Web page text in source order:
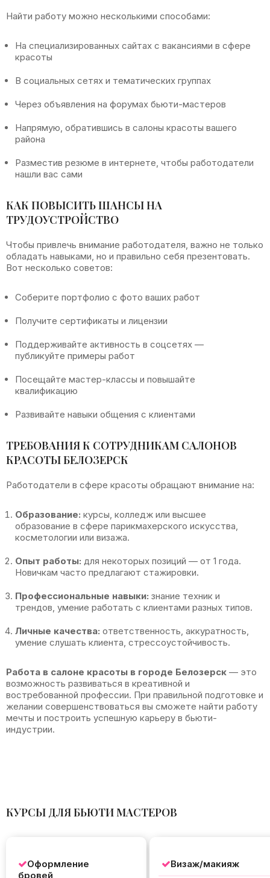
Найти работу можно несколькими способами:
На специализированных сайтах с вакансиями в сфере
красоты
В социальных сетях и тематических группах
Через объявления на форумах бьюти-мастеров
Напрямую, обратившись в салоны красоты вашего
района
Разместив резюме в интернете, чтобы работодатели
нашли вас сами
КАК ПОВЫСИТЬ ШАНСЫ НА
ТРУДОУСТРОЙСТВО
Чтобы привлечь внимание работодателя, важно не только
обладать навыками, но и правильно себя презентовать.
Вот несколько советов:
Соберите портфолио с фото ваших работ
Получите сертификаты и лицензии
Поддерживайте активность в соцсетях —
публикуйте примеры работ
Посещайте мастер-классы и повышайте
квалификацию
Развивайте навыки общения с клиентами
ТРЕБОВАНИЯ К СОТРУДНИКАМ САЛОНОВ
КРАСОТЫ БЕЛОЗЕРСК
Работодатели в сфере красоты обращают внимание на:
Образование: курсы, колледж или высшее
образование в сфере парикмахерского искусства,
косметологии или визажа.
Опыт работы: для некоторых позиций — от 1 года.
Новичкам часто предлагают стажировки.
Профессиональные навыки: знание техник и
трендов, умение работать с клиентами разных типов.
Личные качества: ответственность, аккуратность,
умение слушать клиента, стрессоустойчивость.
Работа в салоне красоты в городе Белозерск — это
возможность развиваться в креативной и
востребованной профессии. При правильной подготовке и
желании совершенствоваться вы сможете найти работу
мечты и построить успешную карьеру в бьюти-
индустрии.
КУРСЫ ДЛЯ БЬЮТИ МАСТЕРОВ
Оформление
бровей
Визаж/макияж